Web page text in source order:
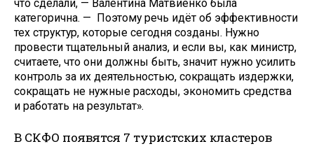
что сделали, — Валентина Матвиенко была
категорична. — Поэтому речь идёт об эффективности
тех структур, которые сегодня созданы. Нужно
провести тщательный анализ, и если вы, как министр,
считаете, что они должны быть, значит нужно усилить
контроль за их деятельностью, сокращать издержки,
сокращать не нужные расходы, экономить средства
и работать на результат».
В СКФО появятся 7 туристских кластеров